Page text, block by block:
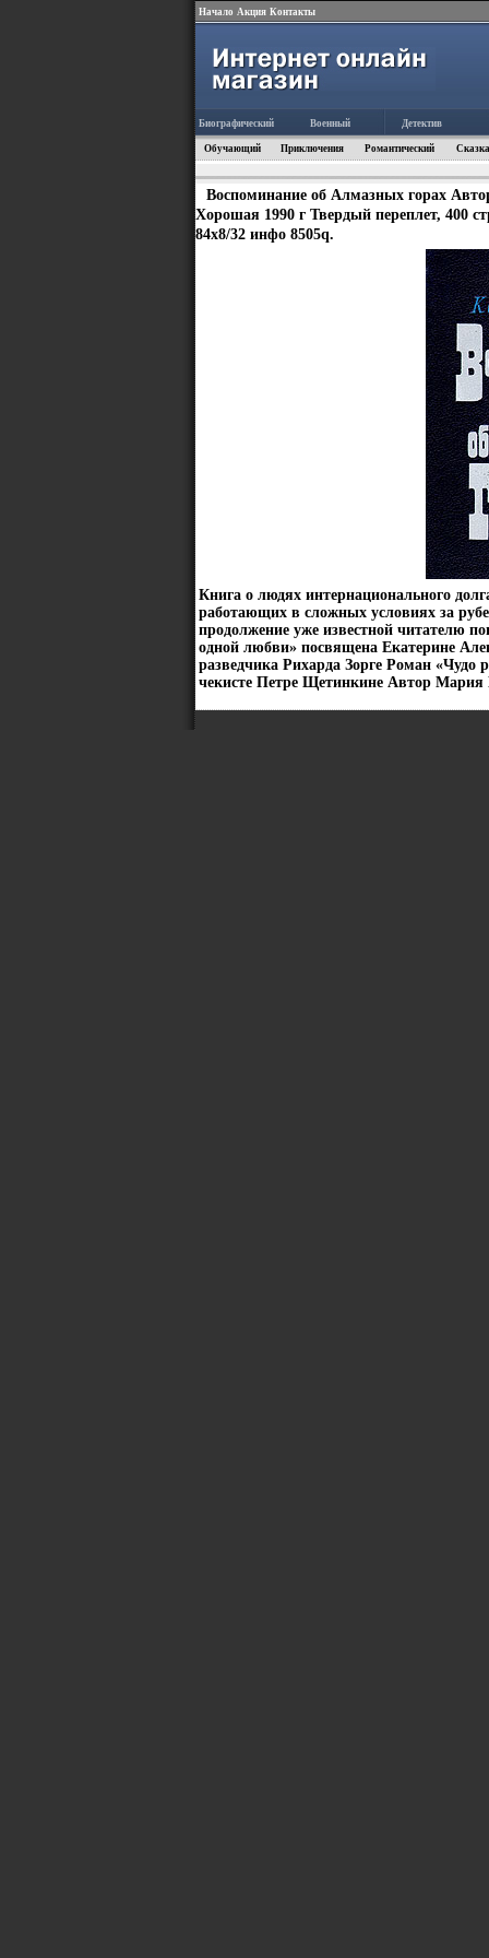
Начало Акция Контакты
Биографический Военный Детектив
Обучающий Приключения Романтический
Воспоминание об Алмазных горах
Хорошая 1990 г Твердый переплет, 400
84x8/32 инфо 8505q.
Книга о людях интернационального
работающих в сложных условиях за
продолжение уже известной читателю
одной любви» посвящена Екатерине
разведчика Рихарда Зорге Роман
чекисте Петре Щетинкине Автор Мария